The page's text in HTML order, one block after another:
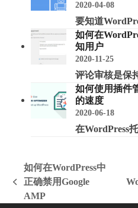
2020-04-08
要知道
如何在
知用户
2020-11-25
评论审核是保
如何使用插件
的速度
2020-06-18
在WordPress
上
一
如何在WordPress中
正确禁用Google
AMP
下
一